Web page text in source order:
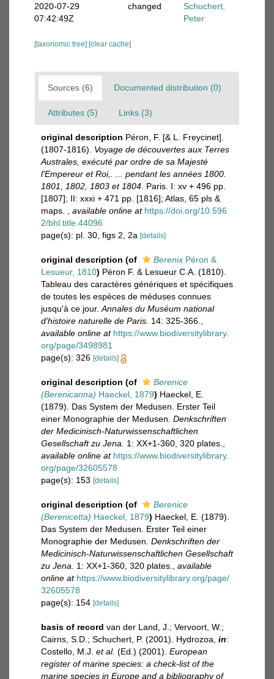
2020-07-29
07:42:49Z
changed
Schuchert,
Peter
[taxonomic tree] [clear cache]
Sources (6) Documented distribution (0)
Attributes (5) Links (3)
original description Péron, F. [& L. Freycinet].
(1807-1816). Voyage de découvertes aux Terres
Australes, exécuté par ordre de sa Majesté
l'Empereur et Roi,. ... pendant les années 1800.
1801, 1802, 1803 et 1804 . Paris. I: xv + 496 pp.
[1807]; II: xxxi + 471 pp. [1816]; Atlas, 65 pls &
maps.
available online at https://doi.org/10.596
2/bhl.title.44096
page(s): pl. 30, figs 2, 2a [details]
original description (of Berenix Péron &
Lesueur, 1810) Péron F. & Lesueur C.A. (1810).
Tableau des caractères génériques et spécifiques
de toutes les espèces de méduses connues
jusqu'à ce jour. Annales du Muséum national
d'histoire naturelle de Paris. 14: 325-366.
available online at https://www.biodiversitylibrary.
org/page/3498981
page(s): 326 [details]
original description (of
Berenice
(Berenicanna) Haeckel, 1879) Haeckel, E.
(1879). Das System der Medusen. Erster Teil
einer Monographie der Medusen. Denkschriften
der Medicinisch-Naturwissenschaftlichen
Gesellschaft zu Jena.
1: XX+1-360, 320 plates.
available online at https://www.biodiversitylibrary.
org/page/32605578
page(s): 153 [details]
original description (of
Berenice
(Berenicetta) Haeckel, 1879) Haeckel, E. (1879).
Das System der Medusen. Erster Teil einer
Monographie der Medusen. Denkschriften der
Medicinisch-Naturwissenschaftlichen Gesellschaft
zu Jena.
1: XX+1-360, 320 plates.
available
online at https://www.biodiversitylibrary.org/page/
32605578
page(s): 154 [details]
basis of record van der Land, J.; Vervoort, W.;
Cairns, S.D.; Schuchert, P. (2001). Hydrozoa, in:
Costello, M.J. et al. (Ed.) (2001). European
register of marine species: a check-list of the
marine species in Europe and a bibliography of